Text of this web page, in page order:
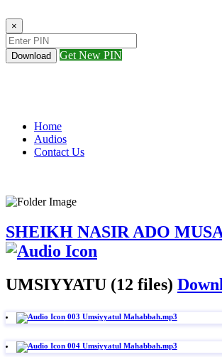
×
Download Get New PIN
Home
Audios
Contact Us
SHEIKH NASIR ADO
UMSIYYATU (12 files)
003 Umsiyyatul Mahabbah.mp3
004 Umsiyyatul Mahabbah.mp3